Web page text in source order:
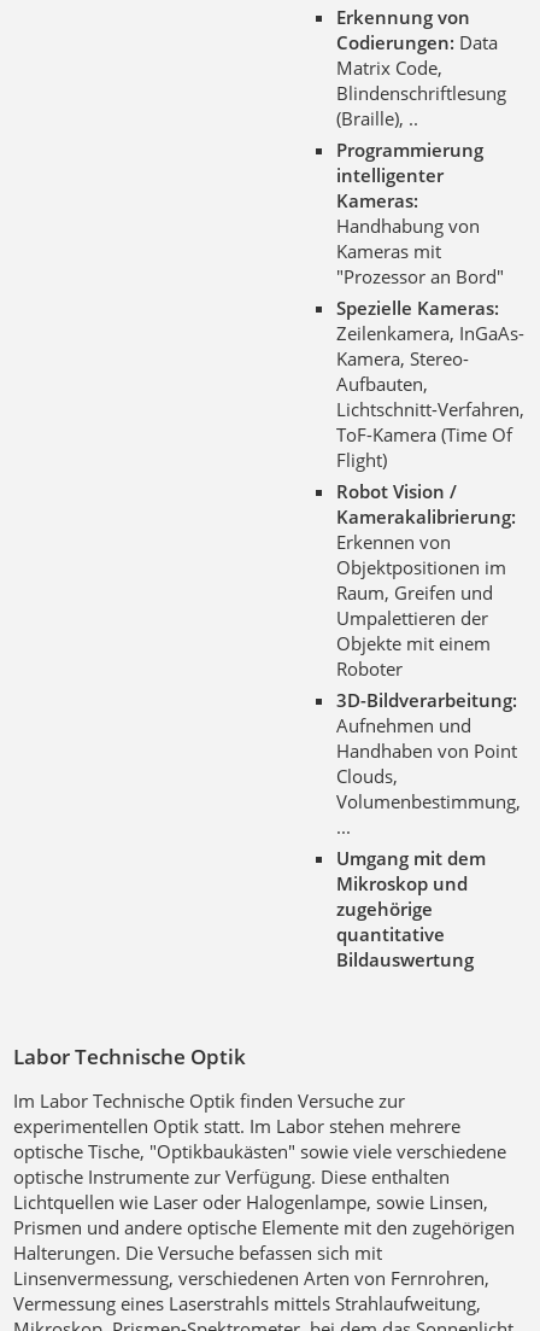
Erkennung von
Codierungen: Data
Matrix Code,
Blindenschriftlesung
(Braille), ..
Programmierung
intelligenter
Kameras:
Handhabung von
Kameras mit
"Prozessor an Bord"
Spezielle Kameras:
Zeilenkamera, InGaAs-
Kamera, Stereo-
Aufbauten,
Lichtschnitt-Verfahren,
ToF-Kamera (Time Of
Flight)
Robot Vision /
Kamerakalibrierung:
Erkennen von
Objektpositionen im
Raum, Greifen und
Umpalettieren der
Objekte mit einem
Roboter
3D-Bildverarbeitung:
Aufnehmen und
Handhaben von Point
Clouds,
Volumenbestimmung,
...
Umgang mit dem
Mikroskop und
zugehörige
quantitative
Bildauswertung
Labor Technische Optik
Im Labor Technische Optik finden Versuche zur
experimentellen Optik statt. Im Labor stehen mehrere
optische Tische, "Optikbaukästen" sowie viele verschiedene
optische Instrumente zur Verfügung. Diese enthalten
Lichtquellen wie Laser oder Halogenlampe, sowie Linsen,
Prismen und andere optische Elemente mit den zugehörigen
Halterungen. Die Versuche befassen sich mit
Linsenvermessung, verschiedenen Arten von Fernrohren,
Vermessung eines Laserstrahls mittels Strahlaufweitung,